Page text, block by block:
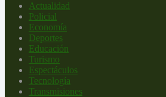
Actualidad
Policial
Economía
Deportes
Educación
Turismo
Espectáculos
Tecnología
Transmisiones